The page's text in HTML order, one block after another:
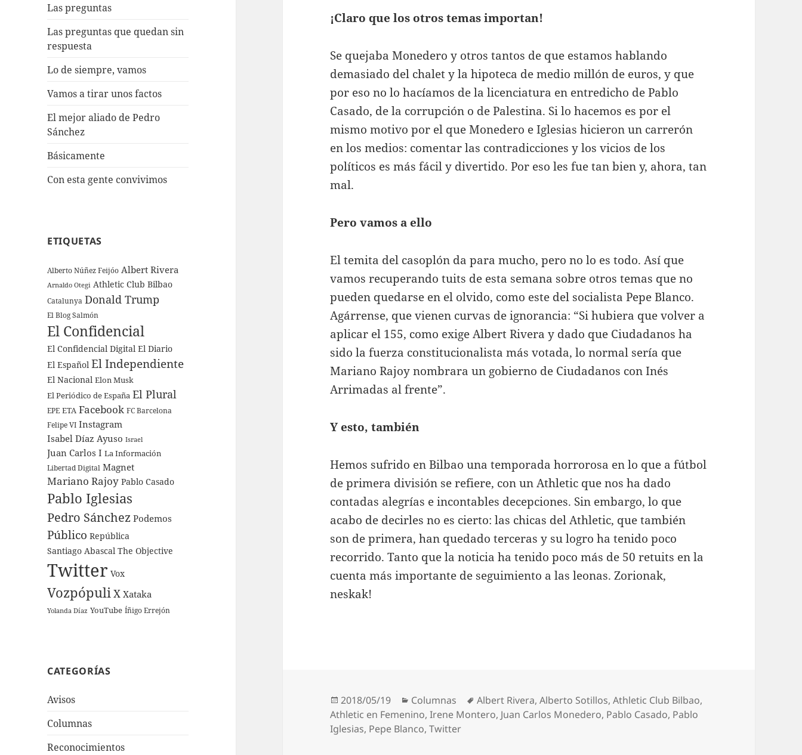
Las preguntas
Las preguntas que quedan sin
respuesta
Lo de siempre, vamos
Vamos a tirar unos factos
El mejor aliado de Pedro
Sánchez
Básicamente
Con esta gente convivimos
ETIQUETAS
Alberto Núñez Feijóo Albert Rivera
Arnaldo Otegi Athletic Club Bilbao
Catalunya Donald Trump
El Blog Salmón
El Confidencial
El Confidencial Digital El Diario
El Español El Independiente
El Nacional Elon Musk
El Periódico de España El Plural
EPE ETA Facebook FC Barcelona
Felipe VI Instagram
Isabel Díaz Ayuso Israel
Juan Carlos I La Información
Libertad Digital Magnet
Mariano Rajoy Pablo Casado
Pablo Iglesias
Pedro Sánchez Podemos
Público República
Santiago Abascal The Objective
Twitter Vox
Vozpópuli X Xataka
Yolanda Díaz YouTube Íñigo Errejón
CATEGORÍAS
Avisos
Columnas
Reconocimientos
¡Claro que los otros temas importan!
Se quejaba Monedero y otros tantos de que estamos hablando
demasiado del chalet y la hipoteca de medio millón de euros, y que
por eso no lo hacíamos de la licenciatura en entredicho de Pablo
Casado, de la corrupción o de Palestina. Si lo hacemos es por el
mismo motivo por el que Monedero e Iglesias hicieron un carrerón
en los medios: comentar las contradicciones y los vicios de los
políticos es más fácil y divertido. Por eso les fue tan bien y, ahora, tan
mal.
Pero vamos a ello
El temita del casoplón da para mucho, pero no lo es todo. Así que
vamos recuperando tuits de esta semana sobre otros temas que no
pueden quedarse en el olvido, como este del socialista Pepe Blanco.
Agárrense, que vienen curvas de ignorancia: “Si hubiera que volver a
aplicar el 155, como exige Albert Rivera y dado que Ciudadanos ha
sido la fuerza constitucionalista más votada, lo normal sería que
Mariano Rajoy nombrara un gobierno de Ciudadanos con Inés
Arrimadas al frente”.
Y esto, también
Hemos sufrido en Bilbao una temporada horrorosa en lo que a fútbol
de primera división se refiere, con un Athletic que nos ha dado
contadas alegrías e incontables decepciones. Sin embargo, lo que
acabo de decirles no es cierto: las chicas del Athletic, que también
son de primera, han quedado terceras y su logro ha tenido poco
recorrido. Tanto que la noticia ha tenido poco más de 50 retuits en la
cuenta más importante de seguimiento a las leonas. Zorionak,
neskak!
Publicado
el
2018/05/19 Categorías
Columnas Etiquetas
Albert Rivera,Alberto Sotillos,Athletic Club Bilbao,
Athletic en Femenino,Irene Montero, Juan Carlos Monedero, Pablo Casado, Pablo
Iglesias, Pepe Blanco,Twitter